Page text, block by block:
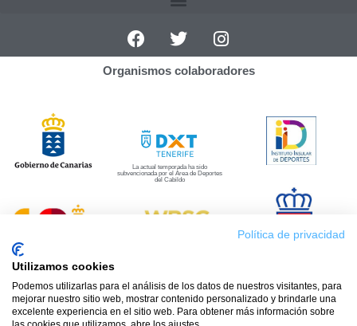
Organismos colaboradores
La actual temporada ha sido
subvencionada por el Área de Deportes
del Cabildo
Política de privacidad
Utilizamos cookies
Podemos utilizarlas para el análisis de los datos de nuestros visitantes, para
mejorar nuestro sitio web, mostrar contenido personalizado y brindarle una
excelente experiencia en el sitio web. Para obtener más información sobre